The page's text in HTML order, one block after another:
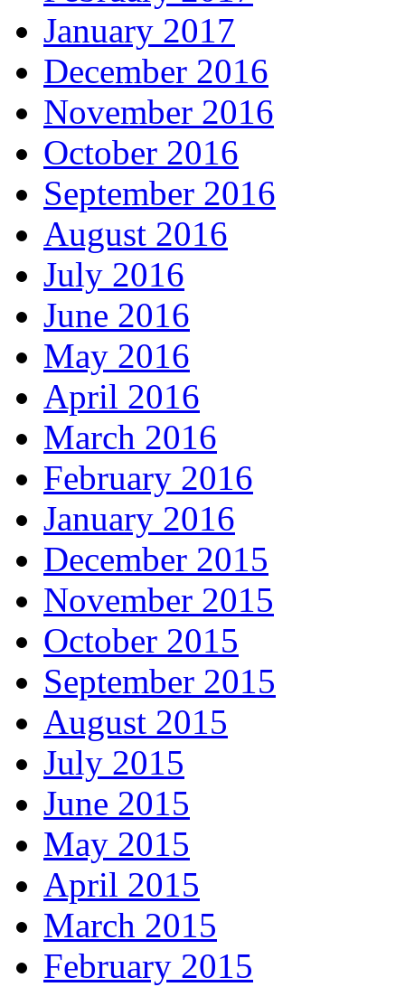
January 2017
December 2016
November 2016
October 2016
September 2016
August 2016
July 2016
June 2016
May 2016
April 2016
March 2016
February 2016
January 2016
December 2015
November 2015
October 2015
September 2015
August 2015
July 2015
June 2015
May 2015
April 2015
March 2015
February 2015